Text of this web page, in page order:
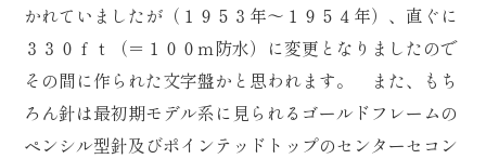
かれていましたが（１９５３年～１９５４年）、直ぐに
３３０ｆｔ（＝１００ｍ防水）に変更となりましたので
その間に作られた文字盤かと思われます。 また、もち
ろん針は最初期モデル系に見られるゴールドフレームの
ペンシル型針及びポインテッドトップのセンターセコン